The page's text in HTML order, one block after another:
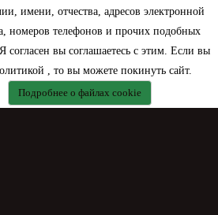
имени, отчества, адресов электронной
номеров телефонов и прочих подобных
вы соглашаетесь с этим. Если вы
, то вы можете покинуть сайт.
Подробнее о файлах cookie